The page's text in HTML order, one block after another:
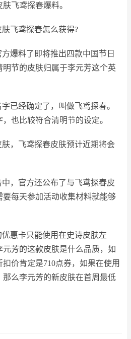
飞鸢探春爆料。
飞鸢探春怎么获得?
爆料了即将推出四款中国节日
节的皮肤归属于李元芳这个英
已经确定了，叫做飞鸢探春。
也比较符合清明节的设定。
，飞鸢探春皮肤预计近期将会
，官方还公布了与飞鸢探春皮
每天参加活动收集材料就能够
惠卡只能使用在史诗皮肤左
芳的这款皮肤是什么品质，如
价肯定是710点券，如果在使用
那么李元芳的新皮肤在首周最低